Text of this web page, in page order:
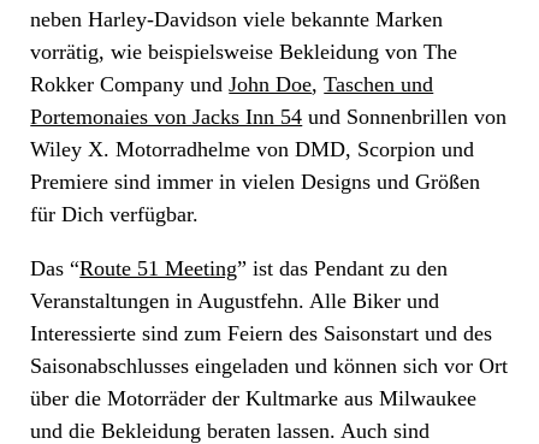
neben Harley-Davidson viele bekannte Marken
vorrätig, wie beispielsweise Bekleidung von The
Rokker Company undJohn Doe,Taschen und
Portemonaies von Jacks Inn 54 und Sonnenbrillen von
Wiley X. Motorradhelme von DMD, Scorpion und
Premiere sind immer in vielen Designs und Größen
für Dich verfügbar.
Das “Route 51 Meeting” ist das Pendant zu den
Veranstaltungen in Augustfehn. Alle Biker und
Interessierte sind zum Feiern des Saisonstart und des
Saisonabschlusses eingeladen und können sich vor Ort
über die Motorräder der Kultmarke aus Milwaukee
und die Bekleidung beraten lassen. Auch sind